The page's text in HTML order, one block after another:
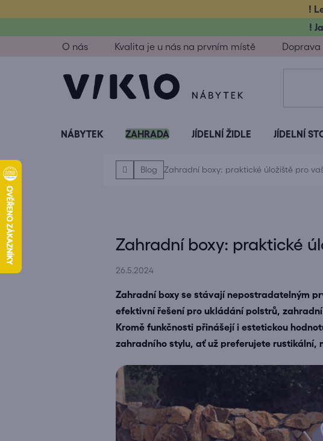
na
!
!
O nás
Kvalita je u nás na prvním místě
NÁBYTEK ZAHRADA JÍDELNÍ ŽIDLE JÍDELNÍ
DomůBlog Zahradní boxy: praktické úložiště pro
Zahradní boxy: praktické
26.5.2024
Zahradní boxy se stávají nepostradatelným
efektivní řešení pro ukládání polstrů,
Kromě funkčnosti přinášejí i estetickou
zahradního stylu, ať už preferujete rustikální,